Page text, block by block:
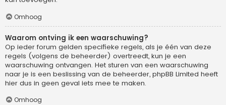
Omhoog
Waarom ontving ik een waarschuwing?
Op ieder forum gelden specifieke regels, als je één van deze
regels (volgens de beheerder) overtreedt, kun je een
waarschuwing ontvangen. Het sturen van een waarschuwing
naar je is een beslissing van de beheerder, phpBB Limited heeft
hier dus in geen geval iets mee te maken.
Omhoog